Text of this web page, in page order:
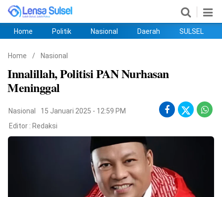
Home Politik Nasional Daerah SULSEL
Home / Nasional
Innalillah, Politisi PAN Nurhasan
Meninggal
Nasional
15 Januari 2025 - 12:59 PM
Editor : Redaksi